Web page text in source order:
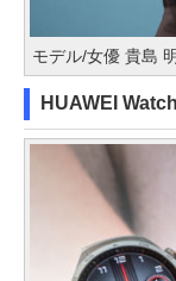
モデル/女優 貴島
HUAWEI